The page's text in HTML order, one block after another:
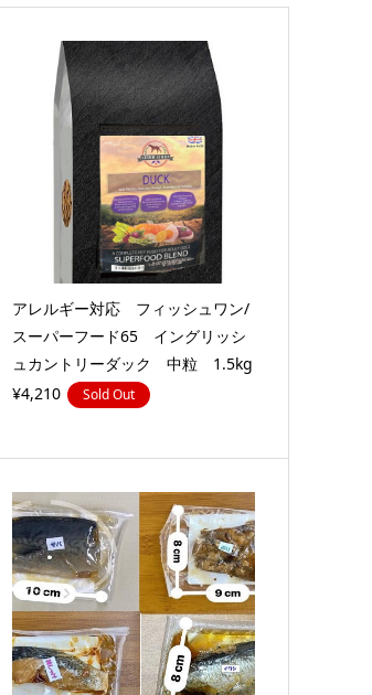
アレルギー対応 フィッシュワン/
スーパーフード65 イングリッシ
ュカントリーダック 中粒 1.5kg
¥4,210
Sold Out